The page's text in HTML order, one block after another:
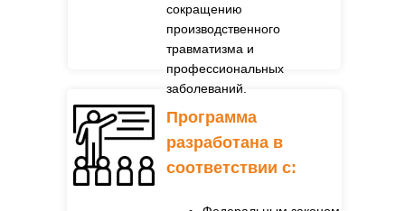
Программа
разработана в
соответствии с:
сокращению
производственного
травматизма и
профессиональных
заболеваний.